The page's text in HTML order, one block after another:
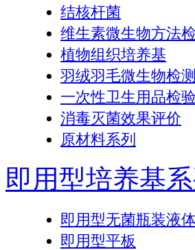
结核杆菌
维生素微生物方法
植物组织培养基
羽绒羽毛微生物检测
一次性卫生用品检验
消毒灭菌效果评价
原材料系列
即用型培养基系
即用型无菌瓶装液
即用型平板